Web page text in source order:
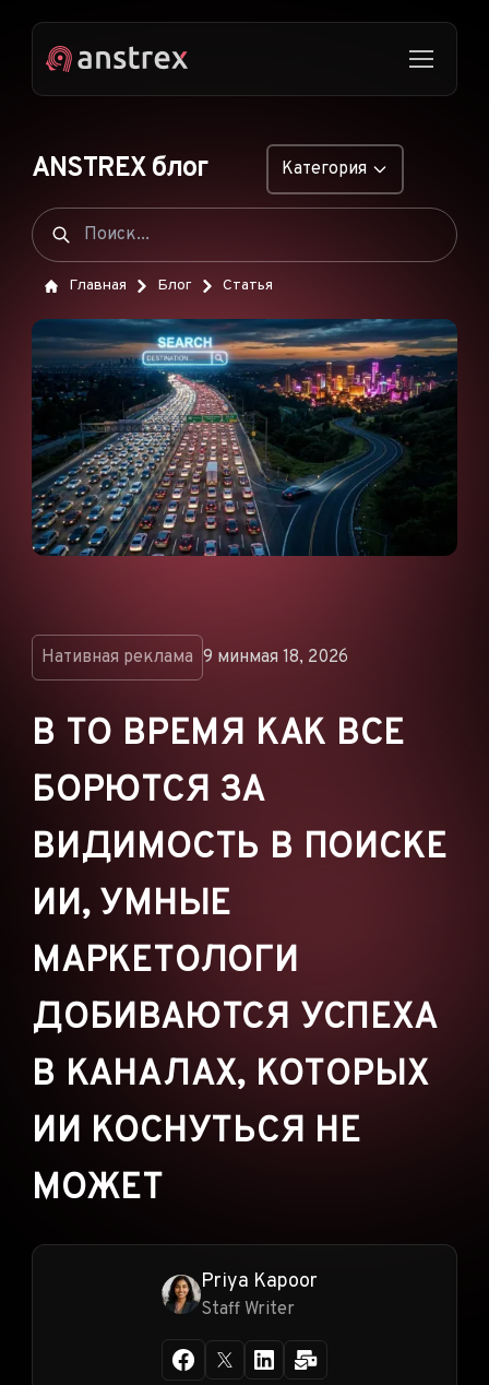
ANSTREX блог Категория
НАТИВНАЯ РЕКЛАМА
ПОП-ОБЪЯВЛЕНИЯ
PUSH-ОБЪЯВЛЕНИЯ
РЕКЛАМА В TIKTOK
ФУНКЦИИ
ОБЪЯВЛЕНИЯ
РЕКЛАМНЫЕ СЕТИ
МАРКЕТИНГ
Главная Блог Статья
Нативная реклама 9 минмая 18, 2026
В ТО ВРЕМЯ КАК ВСЕ
БОРЮТСЯ ЗА
ВИДИМОСТЬ В ПОИСКЕ
ИИ, УМНЫЕ
МАРКЕТОЛОГИ
ДОБИВАЮТСЯ УСПЕХА
В КАНАЛАХ, КОТОРЫХ
ИИ КОСНУТЬСЯ НЕ
МОЖЕТ
Priya Kapoor
Staff Writer